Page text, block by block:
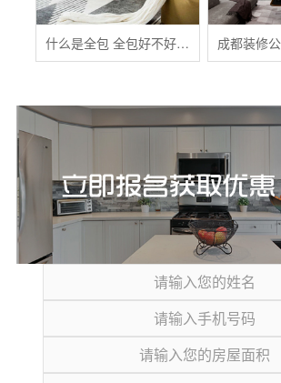
什么是全包 全包好不好 全包装修注意事项有哪些